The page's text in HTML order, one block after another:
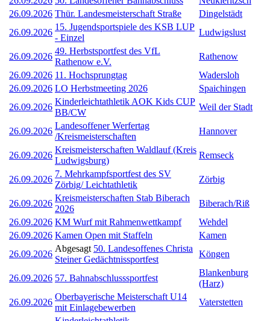
26.09.2026 Thür. Landesmeisterschaft Straße
Dingelstädt
26.09.2026
15. Jugendsportspiele des KSB LUP
- Einzel
Ludwigslust
26.09.2026
49. Herbstsportfest des VfL
Rathenow e.V.
Rathenow
26.09.2026 11. Hochsprungtag
Wadersloh
26.09.2026 LO Herbstmeeting 2026
Spaichingen
26.09.2026
Kinderleichtathletik AOK Kids CUP
BB/CW
Weil der Stadt
26.09.2026
Landesoffener Werfertag
/Kreismeisterschaften
Hannover
26.09.2026
Kreismeisterschaften Waldlauf (Kreis
Ludwigsburg)
Remseck
26.09.2026
7. Mehrkampfsportfest des SV
Zörbig/ Leichtathletik
Zörbig
26.09.2026
Kreismeisterschaften Stab Biberach
2026
Biberach/Riß
26.09.2026 KM Wurf mit Rahmenwettkampf
Wehdel
26.09.2026 Kamen Open mit Staffeln
Kamen
26.09.2026
Abgesagt 50. Landesoffenes Christa
Steiner Gedächtnissportfest
Köngen
26.09.2026 57. Bahnabschlusssportfest
Blankenburg
(Harz)
26.09.2026
Oberbayerische Meisterschaft U14
mit Einlagebewerben
Vaterstetten